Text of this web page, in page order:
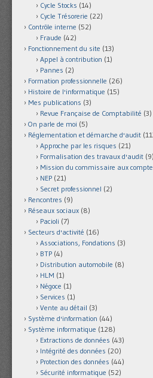
Cycle Stocks (14)
Cycle Trésorerie (22)
Contrôle interne (52)
Fraude (42)
Fonctionnement du site (13)
Appel à contribution (1)
Pannes (2)
Formation professionnelle (26)
Histoire de l'informatique (15)
Mes publications (3)
Revue Française de Comptabilité (3)
On parle de moi (5)
Réglementation et démarche d'audit
Approche par les risques (21)
Formalisation des travaux d'audit (9)
Mission du commissaire aux
NEP (21)
Secret professionnel (2)
Rencontres (9)
Réseaux sociaux (8)
Pacioli (7)
Secteurs d'activité (16)
Associations, Fondations (3)
BTP (4)
Distribution automobile (8)
HLM (1)
Négoce (1)
Services (1)
Vente au détail (3)
Système d'information (44)
Système informatique (128)
Extractions de données (43)
Intégrité des données (20)
Protection des données (44)
Sécurité informatique (52)